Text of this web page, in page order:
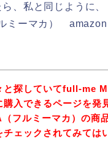
ら、私と同じように
ミーマカ） amazon
と探していてfull-me
入できるページを発
フルミーマカ）の商
チェックされてみては